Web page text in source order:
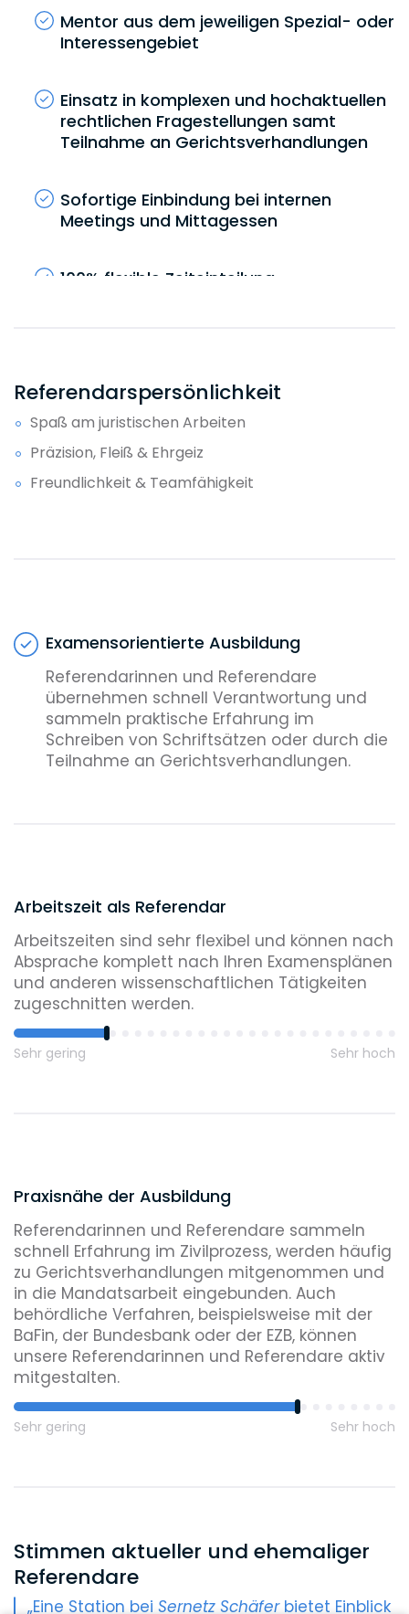
Mentor aus dem jeweiligen Spezial- oder
Interessengebiet
Einsatz in komplexen und hochaktuellen
rechtlichen Fragestellungen samt
Teilnahme an Gerichtsverhandlungen
Sofortige Einbindung bei internen
Meetings und Mittagessen
100% flexible Zeiteinteilung
Referendarspersönlichkeit
Spaß am juristischen Arbeiten
Präzision, Fleiß & Ehrgeiz
Freundlichkeit & Teamfähigkeit
Examensorientierte Ausbildung
Referendarinnen und Referendare
übernehmen schnell Verantwortung und
sammeln praktische Erfahrung im
Schreiben von Schriftsätzen oder durch die
Teilnahme an Gerichtsverhandlungen.
Arbeitszeit als Referendar
Arbeitszeiten sind sehr flexibel und können nach
Absprache komplett nach Ihren Examensplänen
und anderen wissenschaftlichen Tätigkeiten
zugeschnitten werden.
Sehr gering Sehr hoch
Praxisnähe der Ausbildung
Referendarinnen und Referendare sammeln
schnell Erfahrung im Zivilprozess, werden häufig
zu Gerichtsverhandlungen mitgenommen und
in die Mandatsarbeit eingebunden. Auch
behördliche Verfahren, beispielsweise mit der
BaFin, der Bundesbank oder der EZB, können
unsere Referendarinnen und Referendare aktiv
mitgestalten.
Sehr gering Sehr hoch
Stimmen aktueller und ehemaliger
Referendare
„Eine Station bei Sernetz Schäferbietet Einblick